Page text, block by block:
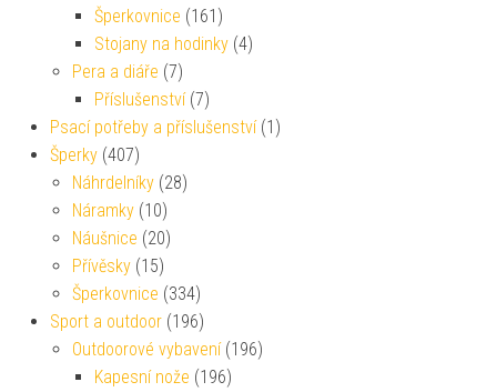
Šperkovnice (161)
Stojany na hodinky (4)
Pera a diáře (7)
Příslušenství (7)
Psací potřeby a příslušenství (1)
Šperky (407)
Náhrdelníky (28)
Náramky (10)
Náušnice (20)
Přívěsky (15)
Šperkovnice (334)
Sport a outdoor (196)
Outdoorové vybavení (196)
Kapesní nože (196)